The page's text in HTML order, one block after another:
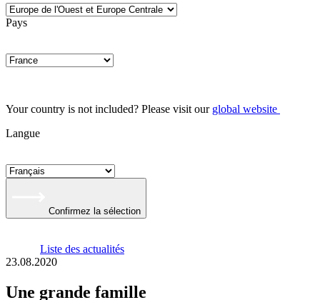
Pays
Your country is not included? Please visit our global website
Langue
Confirmez la sélection
Liste des actualités
23.08.2020
Une grande famille